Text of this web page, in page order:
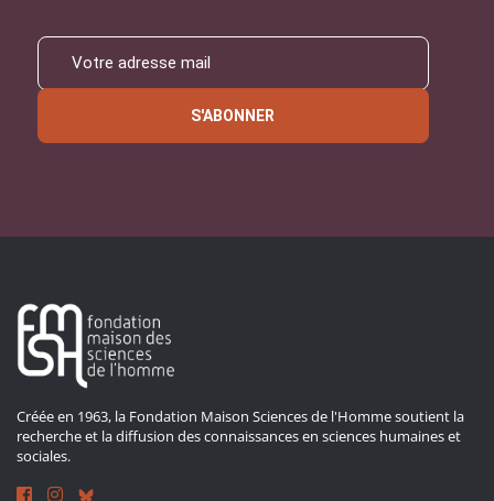
S'ABONNER
Créée en 1963, la Fondation Maison Sciences de l'Homme soutient la
recherche et la diffusion des connaissances en sciences humaines et
sociales.